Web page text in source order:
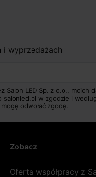
i wyprzedażach
Salon LED Sp. z o.o., moich
w zgodzie i
odwołać zgodę.
Zobacz
Oferta współpracy z